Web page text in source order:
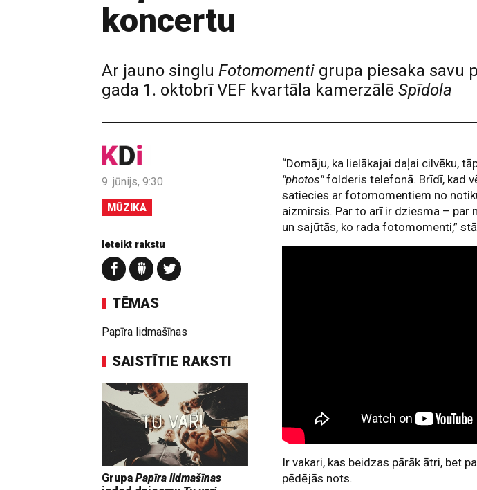
koncertu
Ar jauno singlu Fotomomenti grupa piesaka savu
gada 1. oktobrī VEF kvartāla kamerzālē Spīdola
9. jūnijs, 9:30
MŪZIKA
Ieteikt rakstu
TĒMAS
Papīra lidmašīnas
SAISTĪTIE RAKSTI
Grupa Papīra lidmašīnas
“Domāju, ka lielākajai daļai cilvēku,
"photos"folderis telefonā. Brīdī, kad
satiecies ar fotomomentiem no
aizmirsis. Par to arī ir dziesma – par
un sajūtās, ko rada fotomomenti,”
Ir vakari, kas beidzas pārāk ātri, bet
pēdējās nots.